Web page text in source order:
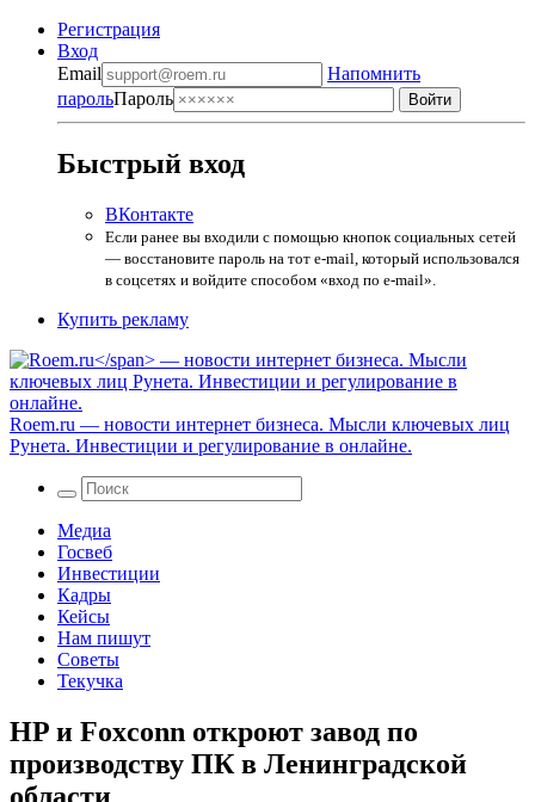
Регистрация
Вход
Email
Напомнить
парольПароль
Быстрый вход
ВКонтакте
Если ранее вы входили с помощью кнопок социальных сетей
— восстановите пароль на тот e-mail, который использовался
в соцсетях и войдите способом «вход по e-mail».
Купить рекламу
Roem.ru — новости интернет бизнеса. Мысли ключевых лиц
Рунета. Инвестиции и регулирование в онлайне.
Медиа
Госвеб
Инвестиции
Кадры
Кейсы
Нам пишут
Советы
Текучка
HP и Foxconn откроют завод по
производству ПК в Ленинградской
области